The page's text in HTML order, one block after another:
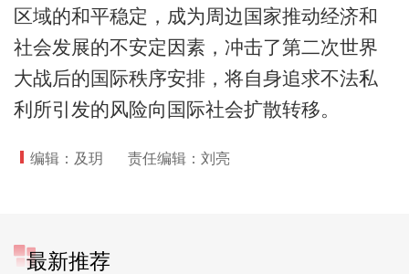
区域的和平稳定，成为周边国家推动经济和
社会发展的不安定因素，冲击了第二次世界
大战后的国际秩序安排，将自身追求不法私
利所引发的风险向国际社会扩散转移。
编辑：及玥 责任编辑：刘亮
最新推荐